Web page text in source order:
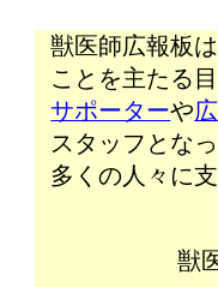
獣医師広報板
ことを主たる
サポーターや
スタッフとな
多くの人々に
獣